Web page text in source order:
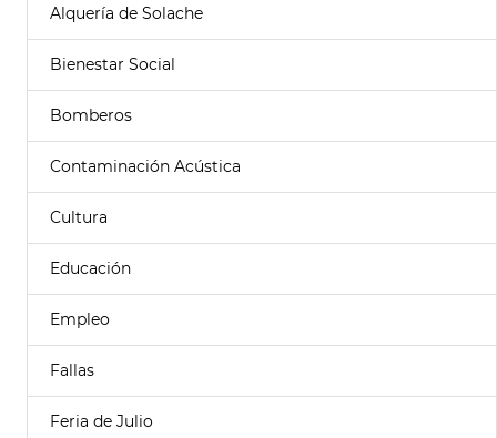
Alquería de Solache
Bienestar Social
Bomberos
Contaminación Acústica
Cultura
Educación
Empleo
Fallas
Feria de Julio